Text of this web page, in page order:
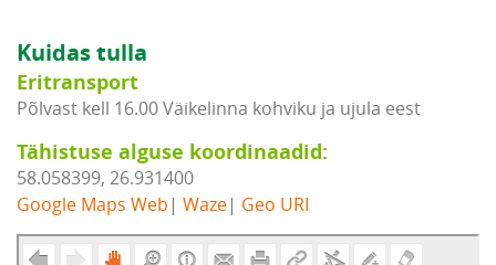
Kuidas tulla
Eritransport
Põlvast kell 16.00 Väikelinna kohviku ja ujula eest
Tähistuse alguse koordinaadid:
58.058399, 26.931400
Google Maps Web | Waze| Geo URI